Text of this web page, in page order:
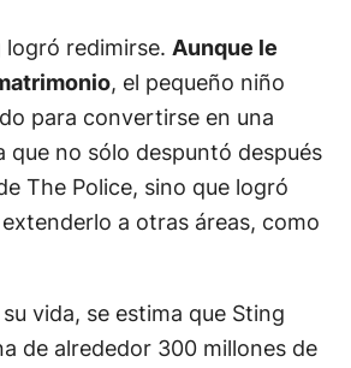
redimirse. Aunque le
, el pequeño niño
para convertirse en una
que no sólo despuntó después
The Police, sino que logró
a otras áreas, como
vida, se estima que Sting
de alrededor 300 millones de